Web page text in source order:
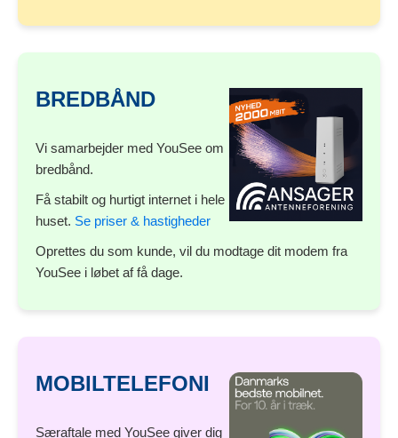
BREDBÅND
Vi samarbejder med YouSee om
bredbånd.
Få stabilt og hurtigt internet i hele
huset. Se priser & hastigheder
Oprettes du som kunde, vil du modtage dit modem fra
YouSee i løbet af få dage.
MOBILTELEFONI
Særaftale med YouSee giver dig